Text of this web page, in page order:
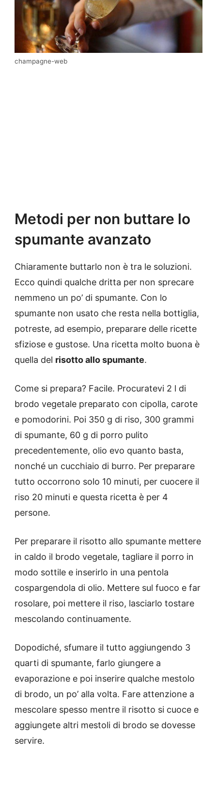
champagne-web
Metodi per non buttare lo
spumante avanzato
Chiaramente buttarlo non è tra le soluzioni.
Ecco quindi qualche dritta per non sprecare
nemmeno un po’ di spumante. Con lo
spumante non usato che resta nella bottiglia,
potreste, ad esempio, preparare delle ricette
sfiziose e gustose. Una ricetta molto buona è
quella del risotto allo spumante.
Come si prepara? Facile. Procuratevi 2 l di
brodo vegetale preparato con cipolla, carote
e pomodorini. Poi 350 g di riso, 300 grammi
di spumante, 60 g di porro pulito
precedentemente, olio evo quanto basta,
nonché un cucchiaio di burro. Per preparare
tutto occorrono solo 10 minuti, per cuocere il
riso 20 minuti e questa ricetta è per 4
persone.
Per preparare il risotto allo spumante mettere
in caldo il brodo vegetale, tagliare il porro in
modo sottile e inserirlo in una pentola
cospargendola di olio. Mettere sul fuoco e far
rosolare, poi mettere il riso, lasciarlo tostare
mescolando continuamente.
Dopodiché, sfumare il tutto aggiungendo 3
quarti di spumante, farlo giungere a
evaporazione e poi inserire qualche mestolo
di brodo, un po’ alla volta. Fare attenzione a
mescolare spesso mentre il risotto si cuoce e
aggiungete altri mestoli di brodo se dovesse
servire.